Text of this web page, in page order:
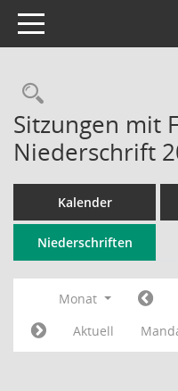
Toggle navigation
Sitzungen mit
Niederschrift
Kalender
Niederschriften
Monat
Aktuell